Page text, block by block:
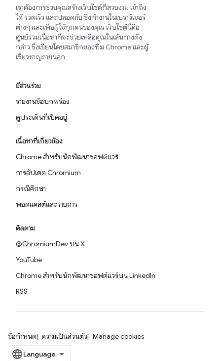
เราต้องการช่วยคุณสร้างเว็บไซต์ที่สวยงาม เข้าถึง
ได้ รวดเร็ว และปลอดภัย ซึ่งทำงานในเบราว์เซอร์
ต่างๆ และเพื่อผู้ใช้ทุกคนของคุณ เว็บไซต์นี้คือ
ศูนย์รวมเนื้อหาที่จะช่วยเหลือคุณในเส้นทางดัง
กล่าว ซึ่งเขียนโดยสมาชิกของทีม Chrome และผู้
เชี่ยวชาญภายนอก
มีส่วนร่วม
รายงานข้อบกพร่อง
ดูประเด็นที่เปิดอยู่
เนื้อหาที่เกี่ยวข้อง
Chrome สำหรับนักพัฒนาซอฟต์แวร์
การอัปเดต Chromium
กรณีศึกษา
พอดแคสต์และรายการ
ติดตาม
@ChromiumDev บน X
YouTube
Chrome สำหรับนักพัฒนาซอฟต์แวร์บน LinkedIn
RSS
ข้อกำหนด ความเป็นส่วนตัว Manage cookies